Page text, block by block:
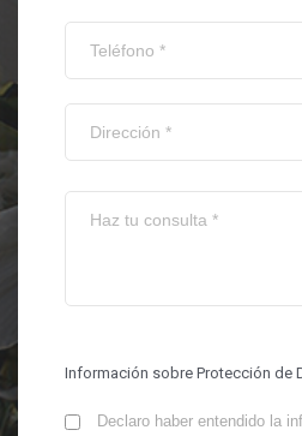
Información sobre Protección de
Declaro haber entendido la